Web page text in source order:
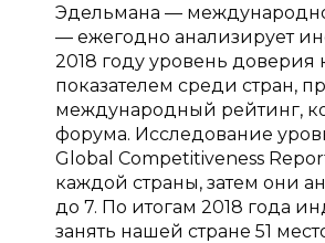
Эдельмана —
— ежегодно анализирует
2018 году уровень доверия
показателем среди стран,
международный рейтинг,
форума. Исследование
Global Competitiveness
каждой страны, затем они
до 7. По итогам 2018 года
занять нашей стране 51